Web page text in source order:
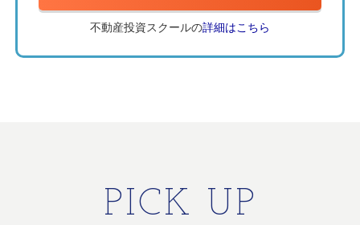
不動産投資スクールの詳細はこちら
PICK UP